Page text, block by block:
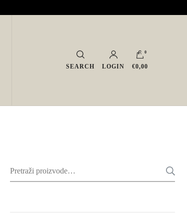
SEARCH LOGIN
0
€0,00
Pretraži: